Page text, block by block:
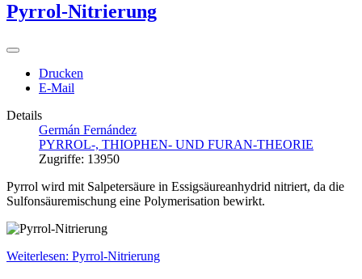
Pyrrol-Nitrierung
Drucken
E-Mail
Details
Germán Fernández
PYRROL-, THIOPHEN- UND FURAN-THEORIE
Zugriffe: 13950
Pyrrol wird mit Salpetersäure in Essigsäureanhydrid nitriert, da die
Sulfonsäuremischung eine Polymerisation bewirkt.
Weiterlesen: Pyrrol-Nitrierung